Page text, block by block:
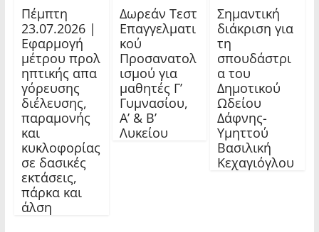
Πέμπτη
23.07.2026 |
Εφαρμογή
μέτρου προλ
ηπτικής απα
γόρευσης
διέλευσης,
παραμονής
και
κυκλοφορίας
σε δασικές
εκτάσεις,
πάρκα και
άλση
Δωρεάν Τεστ
Επαγγελματι
κού
Προσανατολ
ισμού για
μαθητές Γ’
Γυμνασίου,
Α’ & Β’
Λυκείου
Σημαντική
διάκριση για
τη
σπουδάστρι
α του
Δημοτικού
Ωδείου
Δάφνης-
Υμηττού
Βασιλική
Κεχαγιόγλου